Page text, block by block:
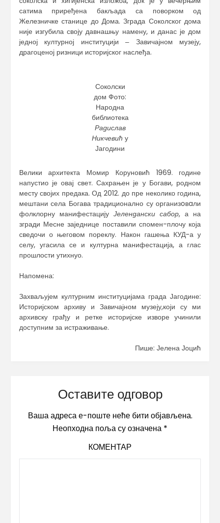
сатима приређена бакљада са поворком од
Железничке станице до Дома. Зграда Соколског дома
није изгубила своју давнашњу намену, и данас је дом
једној културној институцији ‒ Завичајном музеју,
драгоценој ризници историјског наслеђа.
Соколски
дом Фото:
Народна
библиотека
Радислав
Никчевић у
Јагодини
Велики архитекта Момир Коруновић 1969. године
напустио је овај свет. Сахрањен је у Богави, родном
месту својих предака. Од 2012. до пре неколико година,
мештани села Богава традиционално су организoвaли
фолклорну манифестацију Јелендански сабор, а на
згради Месне заједнице поставили спомен-плочу која
сведочи о његовом пореклу. Након гашења КУД-а у
селу, угасила се и културна манифестација, а глас
прошлости утихнуо.
Напомена:
Захваљујем културним институцијама града Јагодине:
Историјском архиву и Завичајном музеју,који су ми
архивску грађу и ретке историјске изворе учинили
доступним за истраживање.
Пише: Јелена Јоцић
Оставите одговор
Ваша адреса е-поште неће бити објављена.
Неопходна поља су означена *
КОМЕНТАР